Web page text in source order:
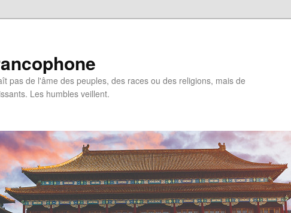
pas de l'âme des peuples, des races ou des religions, mais de
Les humbles veillent.